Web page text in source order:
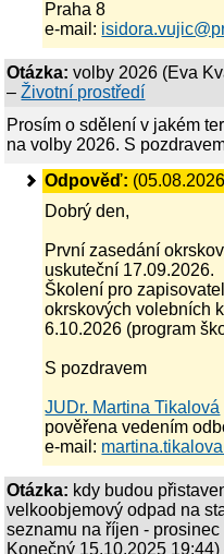
Praha 8
e-mail:
Otázka: volby 2026 (Eva
–Životní prostředí
Prosím o sdělení v jakém
na volby 2026. S
Odpověď:
Dobrý den,
První zasedání
uskuteční 17.09.2026.
Školení pro
okrskových volebních
6.10.2026 (program
S pozdravem
JUDr. Martina Tikalová
pověřena vedením
e-mail:
Otázka: kdy budou
velkoobjemový odpad na
seznamu na říjen -
Konečný 15.10.2025 19:44